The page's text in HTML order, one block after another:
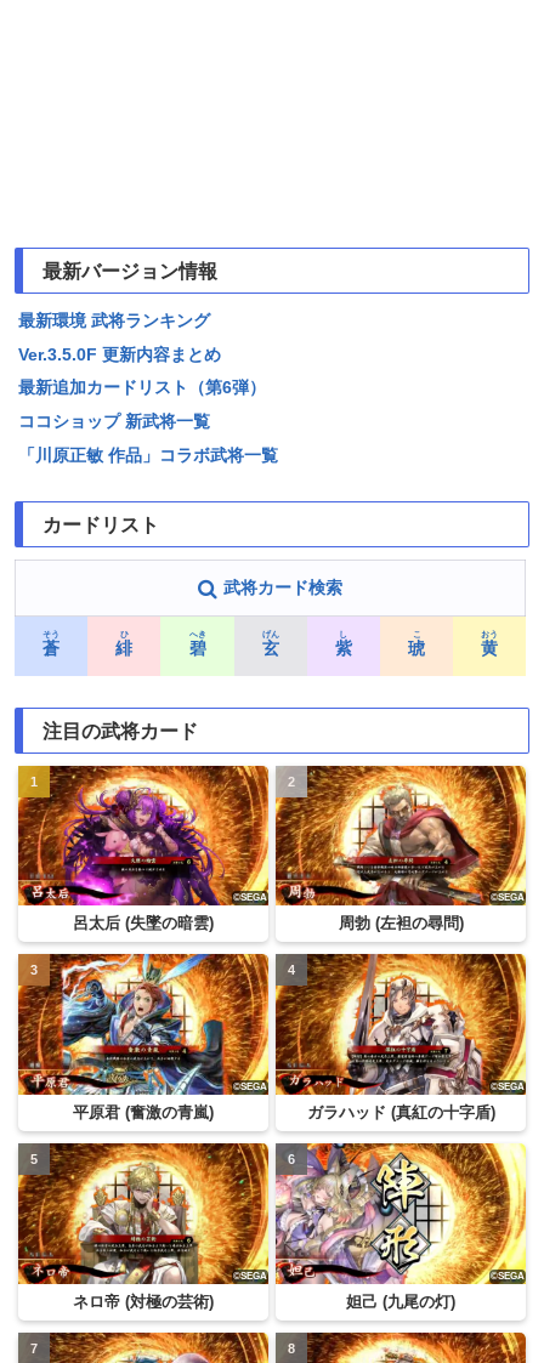
最新バージョン情報
最新環境 武将ランキング
Ver.3.5.0F 更新内容まとめ
最新追加カードリスト（第6弾）
ココショップ 新武将一覧
「川原正敏 作品」コラボ武将一覧
カードリスト
武将カード検索
蒼
そう
緋
ひ
碧
へき
玄
げん
紫
し
琥
こ
黄
おう
注目の武将カード
呂太后 (失墜の暗雲) 周勃 (左袒の尋問)
平原君 (奮激の青嵐) ガラハッド (真紅の十字盾)
ネロ帝 (対極の芸術) 妲己 (九尾の灯)